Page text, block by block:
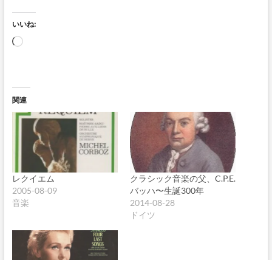
いいね:
読
中…
関連
レクイエム
2005-08-09
音楽
クラシック音楽の父、C.P.E.
バッハ〜生誕300年
2014-08-28
ドイツ